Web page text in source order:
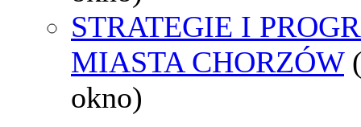
STRATEGIE I
MIASTA CHORZÓW
okno)